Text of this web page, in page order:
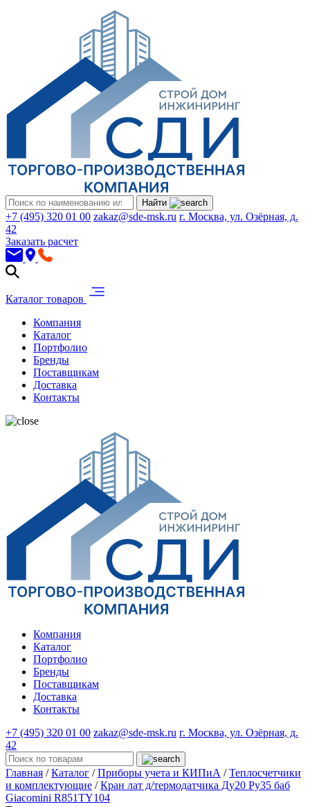
Найти
+7 (495) 320 01 00 zakaz@sde-msk.ru г. Москва, ул. Озёрная, д.
42
Заказать расчет
Каталог товаров
Компания
Каталог
Портфолио
Бренды
Поставщикам
Доставка
Контакты
Компания
Каталог
Портфолио
Бренды
Поставщикам
Доставка
Контакты
+7 (495) 320 01 00 zakaz@sde-msk.ru г. Москва, ул. Озёрная, д.
42
Главная / Каталог / Приборы учета и КИПиА / Теплосчетчики
и комплектующие / Кран лат д/термодатчика Ду20 Ру35 баб
Giacomini R851TY104